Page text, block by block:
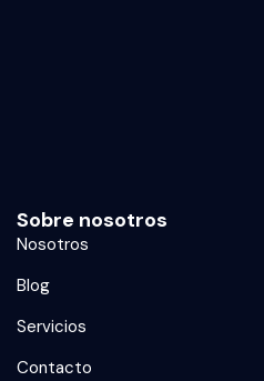
Sobre nosotros
Nosotros
Blog
Servicios
Contacto